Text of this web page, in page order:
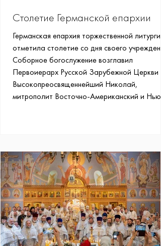
Столетие Германской епархии
Германская епархия торжественной
отметила столетие со дня своего
Соборное богослужение возглавил
Первоиерарх Русской Зарубежной Церкви
Высокопреосвященнейший Николай,
митрополит Восточно-Американский и Нью-
архиепископа Рузского Тихона,
Германской епархией Московского
Патриархата, архима